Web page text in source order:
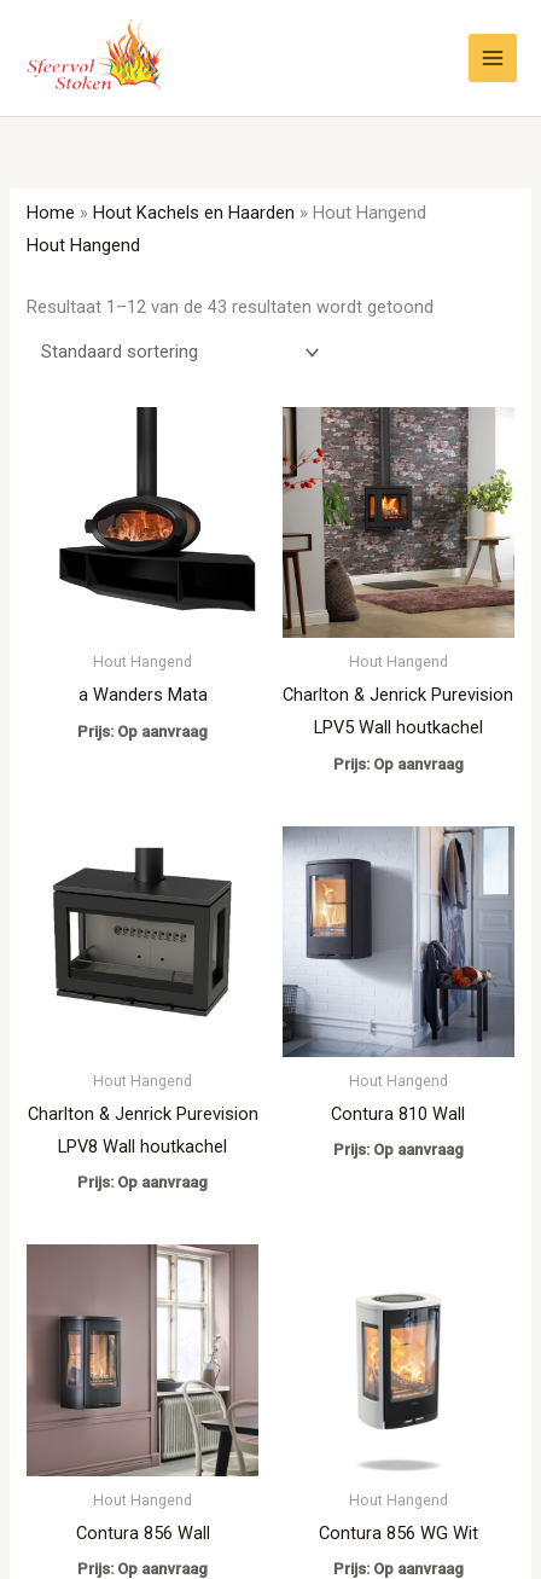
inhoud
Home » Hout Kachels en Haarden » Hout Hangend
Hout Hangend
Resultaat 1–12 van de 43 resultaten wordt getoond
Hout Hangend
a Wanders Mata
Prijs: Op aanvraag
Hout Hangend
Charlton & Jenrick Purevision
LPV5 Wall houtkachel
Prijs: Op aanvraag
Hout Hangend
Charlton & Jenrick Purevision
LPV8 Wall houtkachel
Prijs: Op aanvraag
Hout Hangend
Contura 810 Wall
Prijs: Op aanvraag
Hout Hangend
Contura 856 Wall
Prijs: Op aanvraag
Hout Hangend
Contura 856 WG Wit
Prijs: Op aanvraag